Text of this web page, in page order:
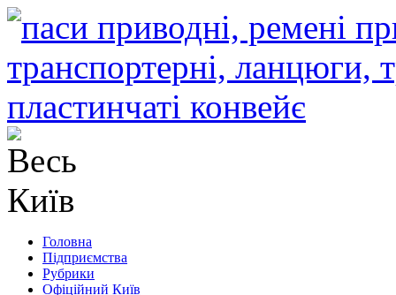
Головна
Підприємства
Рубрики
Офіційний Київ